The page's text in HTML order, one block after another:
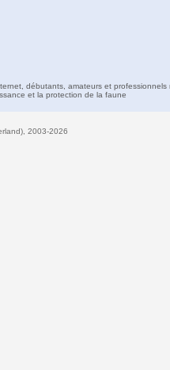
débutants, amateurs et professionnels
et la protection de la faune
2003-2026